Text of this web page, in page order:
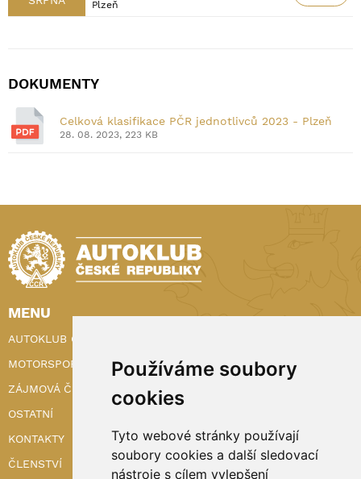
Používáme soubory
cookies
Tyto webové stránky používají
soubory cookies a další sledovací
nástroje s cílem vylepšení
Plzeň
DOKUMENTY
Celková klasifikace PČR jednotlivců 2023 - Plzeň
28. 08. 2023, 223 KB
MENU
AUTOKLUB ČR
MOTORSPORT
ZÁJMOVÁ ČINNOST
OSTATNÍ
KONTAKTY
ČLENSTVÍ